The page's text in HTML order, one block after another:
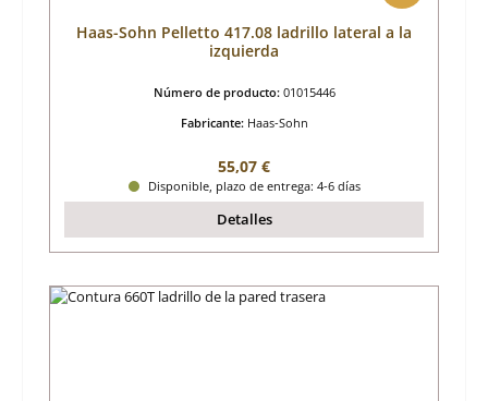
Haas-Sohn Pelletto 417.08 ladrillo lateral a la
izquierda
Número de producto: 01015446
Fabricante: Haas-Sohn
Precio normal:
55,07 €
Disponible, plazo de entrega: 4-6 días
Detalles